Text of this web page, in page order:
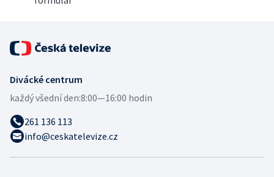
Divácké centrum
každý všední den:8:00—16:00 hodin
261 136 113
info@ceskatelevize.cz